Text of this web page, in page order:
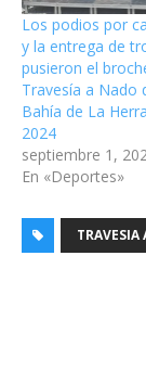
Los podios por
y la entrega de
pusieron el
Travesía a Nado
Bahía de La
2024
septiembre 1,
En «Deportes»